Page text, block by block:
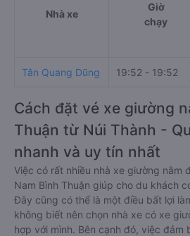
Nhà xe
Giờ
chạy
Tân Quang Dũng 19:52 - 19:52
Cách đặt vé xe giường
Thuận từ Núi Thành -
nhanh và uy tín nhất
Việc có rất nhiều nhà xe giường nằm
Nam Bình Thuận giúp cho du khách
Đây cũng có thể là một điều bất lợi
không biết nên chọn nhà xe có xe
hợp với mình. Bên cạnh đó, việc đảm